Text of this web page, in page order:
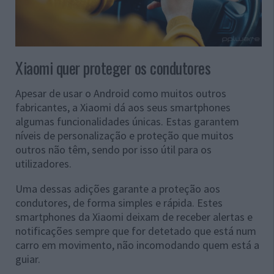
Xiaomi quer proteger os condutores
Apesar de usar o Android como muitos outros
fabricantes, a Xiaomi dá aos seus smartphones
algumas funcionalidades únicas. Estas garantem
níveis de personalização e proteção que muitos
outros não têm, sendo por isso útil para os
utilizadores.
Uma dessas adições garante a proteção aos
condutores, de forma simples e rápida. Estes
smartphones da Xiaomi deixam de receber alertas e
notificações sempre que for detetado que está num
carro em movimento, não incomodando quem está a
guiar.